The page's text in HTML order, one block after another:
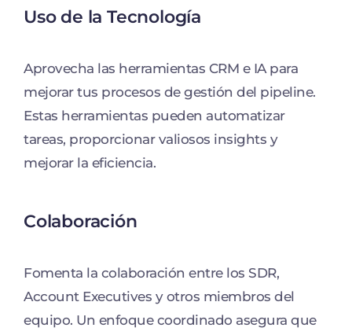
Uso de la Tecnología
Aprovecha las herramientas CRM e IA para
mejorar tus procesos de gestión del pipeline.
Estas herramientas pueden automatizar
tareas, proporcionar valiosos insights y
mejorar la eficiencia.
Colaboración
Fomenta la colaboración entre los SDR,
Account Executives y otros miembros del
equipo. Un enfoque coordinado asegura que